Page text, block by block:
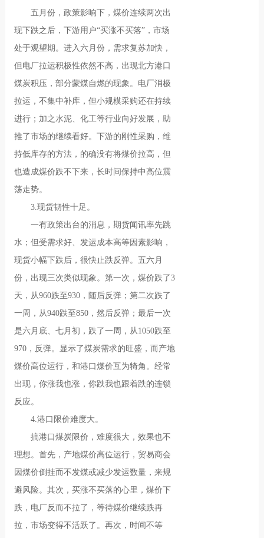
五月份，政策影响下，煤价连续两次出
现下跌之后，下游用户“买涨不买落”，市场
处于观望期。进入六月份，需求复苏加快，
但电厂拉运积极性依然不高，出现北方港口
煤炭积压，部分蒙煤自燃的现象。电厂消极
拉运，不集中补库，但小规模采购还在持续
进行；加之水泥、化工等行业向好发展，助
推了市场的继续看好。下游的刚性采购，维
持低库存的方法，的确没有将煤价拉高，但
也造成煤价跌不下来，长时间保持中高位震
荡走势。
3.现货韧性十足。
一有政策出台的消息，期货闻讯率先跳
水；但受需求好、发运成本高等因素影响，
现货小幅下跌后，很快止跌反弹。五六月
份，出现三次类似现象。第一次，煤价跌了3
天，从960跌至930，随后反弹；第二次跌了
一周，从940跌至850，然后反弹；最后一次
是六月底、七月初，跌了一周，从1050跌至
970，反弹。显示了煤炭需求的旺盛，而产地
煤价高位运行，和港口煤价互为犄角。经常
出现，你涨我也涨，你跌我也跟着跌的连锁
反应。
4.港口限价难度大。
搞港口煤炭限价，难度很大，效果也不
理想。首先，产地煤价高位运行，贸易商会
因煤价倒挂而不发煤或减少发运数量，来规
避风险。其次，买涨不买落的心里，煤价下
跌，电厂反而不拉了，等待煤价继续跌再
拉，市场变得不活跃了。再次，时间不等